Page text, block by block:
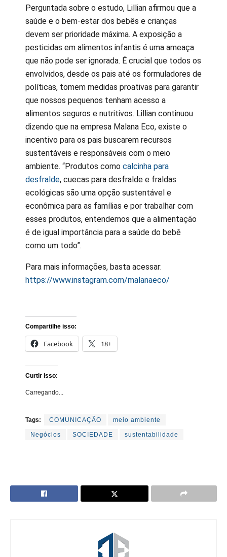
Perguntada sobre o estudo, Lillian afirmou que a
saúde e o bem-estar dos bebês e crianças
devem ser prioridade máxima. A exposição a
pesticidas em alimentos infantis é uma ameaça
que não pode ser ignorada. É crucial que todos os
envolvidos, desde os pais até os formuladores de
políticas, tomem medidas proativas para garantir
que nossos pequenos tenham acesso a
alimentos seguros e nutritivos. Lillian continuou
dizendo que na empresa Malana Eco, existe o
incentivo para os pais buscarem recursos
sustentáveis e responsáveis com o meio
ambiente. “Produtos como calcinha para
desfralde, cuecas para desfralde e fraldas
ecológicas são uma opção sustentável e
econômica para as famílias e por trabalhar com
esses produtos, entendemos que a alimentação
é de igual importância para a saúde do bebê
como um todo”.
Para mais informações, basta acessar:
https://www.instagram.com/malanaeco/
Compartilhe isso:
Facebook 18+
Curtir isso:
Carregando...
Tags: COMUNICAÇÃO meio ambiente
Negócios SOCIEDADE sustentabilidade